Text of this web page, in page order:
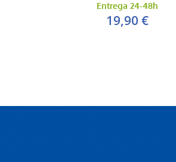
Entrega 24-48h
19,90 €